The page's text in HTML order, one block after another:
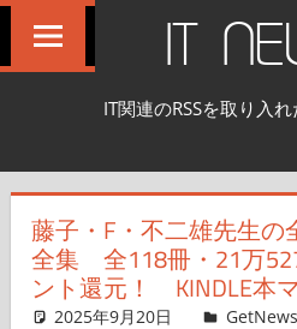
へ
IT
IT関連のRSSを取り入
藤子・F・不二雄先生の
全集 全118冊・21万
ント還元！ KINDLE本
2025年9月20日 Taka
GetNews